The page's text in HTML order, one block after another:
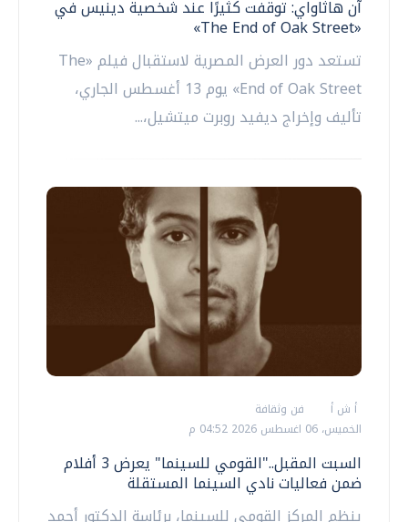
آن هاثاواي: توقفت كثيرًا عند شخصية دينيس في
«The End of Oak Street»
تستعد دور العرض المصرية لاستقبال فيلم «The
End of Oak Street» يوم 13 أغسطس الجاري،
تأليف وإخراج ديفيد روبرت ميتشيل،...
أ ش أ
فن وثقافة
الخميس، 06 اغسطس 2026 04:52 م
السبت المقبل.."القومي للسينما" يعرض 3 أفلام
ضمن فعاليات نادي السينما المستقلة
ينظم المركز القومي للسينما، برئاسة الدكتور أحمد